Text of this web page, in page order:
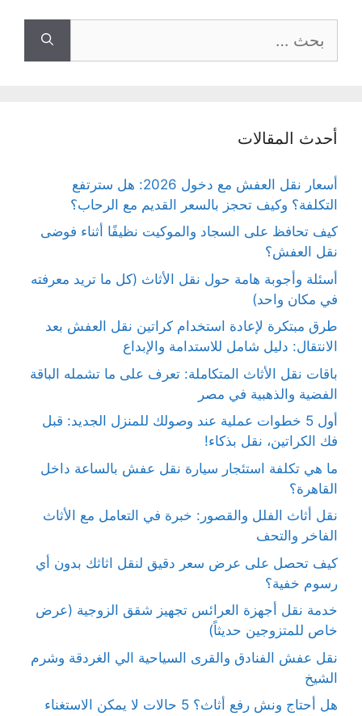
عن:
أحدث المقالات
أسعار نقل العفش مع دخول 2026: هل سترتفع
التكلفة؟ وكيف تحجز بالسعر القديم مع الرحاب؟
كيف تحافظ على السجاد والموكيت نظيفًا أثناء فوضى
نقل العفش؟
أسئلة وأجوبة هامة حول نقل الأثاث (كل ما تريد معرفته
في مكان واحد)
طرق مبتكرة لإعادة استخدام كراتين نقل العفش بعد
الانتقال: دليل شامل للاستدامة والإبداع
باقات نقل الأثاث المتكاملة: تعرف على ما تشمله الباقة
الفضية والذهبية في مصر
أول 5 خطوات عملية عند وصولك للمنزل الجديد: قبل
فك الكراتين، نقل بذكاء!
ما هي تكلفة استئجار سيارة نقل عفش بالساعة داخل
القاهرة؟
نقل أثاث الفلل والقصور: خبرة في التعامل مع الأثاث
الفاخر والتحف
كيف تحصل على عرض سعر دقيق لنقل اثاثك بدون أي
رسوم خفية؟
خدمة نقل أجهزة العرائس تجهيز شقق الزوجية (عرض
خاص للمتزوجين حديثاً)
نقل عفش الفنادق والقرى السياحية الي الغردقة وشرم
الشيخ
هل أحتاج ونش رفع أثاث؟ 5 حالات لا يمكن الاستغناء